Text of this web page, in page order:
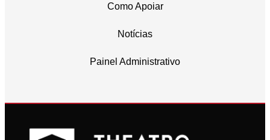
Como Apoiar
Notícias
Painel Administrativo